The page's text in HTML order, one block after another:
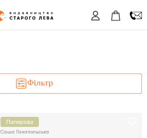
Фільтр
Паперова
Саша Ганапольська